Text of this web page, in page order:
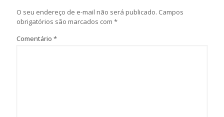
O seu endereço de e-mail não será publicado. Campos
obrigatórios são marcados com *
Comentário *